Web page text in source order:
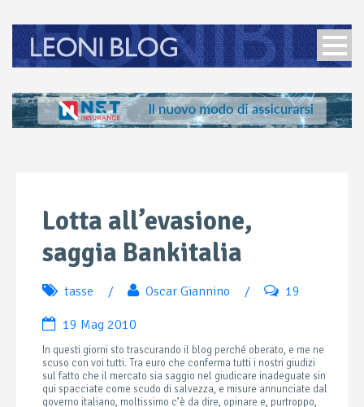
Lotta all’evasione,
saggia Bankitalia
tasse / Oscar Giannino / 19
19 Mag 2010
In questi giorni sto trascurando il blog perché oberato, e me ne
scuso con voi tutti. Tra euro che conferma tutti i nostri giudizi
sul fatto che il mercato sia saggio nel giudicare inadeguate sin
qui spacciate come scudo di salvezza, e misure annunciate dal
governo italiano, moltissimo c’è da dire, opinare e, purtroppo,